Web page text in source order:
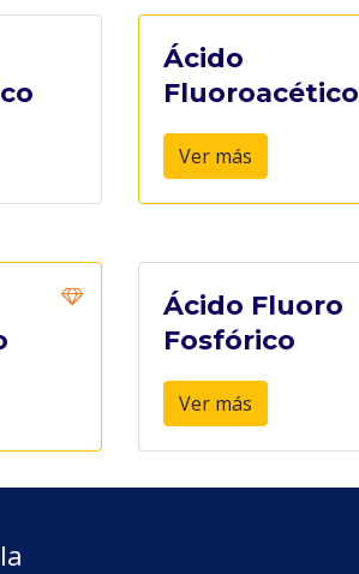
Ácido
Fluoroacético
Ver más
Ácido Fluoro
Fosfórico
Ver más